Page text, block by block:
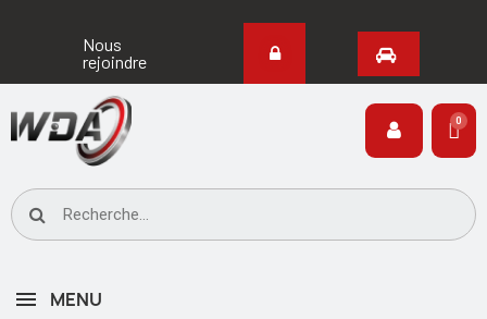
Nous
rejoindre
MENU